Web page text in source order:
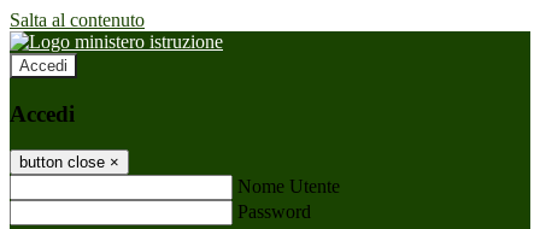
Salta al contenuto
Accedi
Accedi
button close ×
Nome Utente
Password